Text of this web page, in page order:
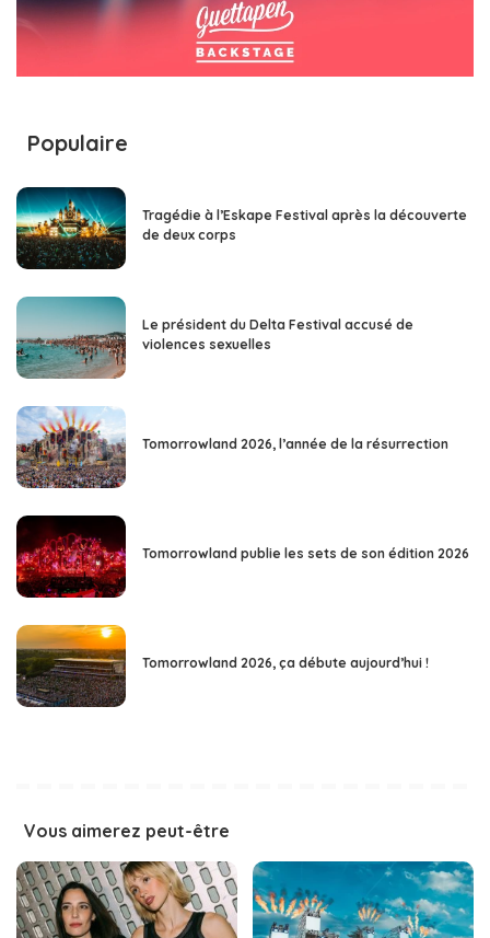
Populaire
Tragédie à l’Eskape Festival après la découverte
de deux corps
Le président du Delta Festival accusé de
violences sexuelles
Tomorrowland 2026, l’année de la résurrection
Tomorrowland publie les sets de son édition 2026
Tomorrowland 2026, ça débute aujourd’hui !
Vous aimerez peut-être